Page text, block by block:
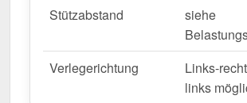
Jetzt Trapezblech 20/1100 | Dach |
g/m² bestellen – Schnell geliefert &
Langlebig, wetterfest, individuell auf
Sie jetzt und profitieren Sie von
Stützabstand
siehe
Verlegerichtung
Links-
links